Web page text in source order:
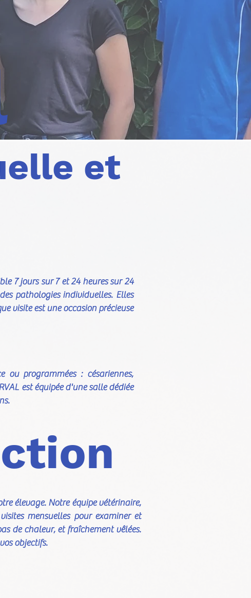
et
7 jours sur 7 et 24 heures sur 24
pathologies individuelles. Elles
visite est une occasion précieuse
ou programmées : césariennes,
est équipée d'une salle dédiée
élevage. Notre équipe vétérinaire,
mensuelles pour examiner et
de chaleur, et fraîchement vêlées.
objectifs.